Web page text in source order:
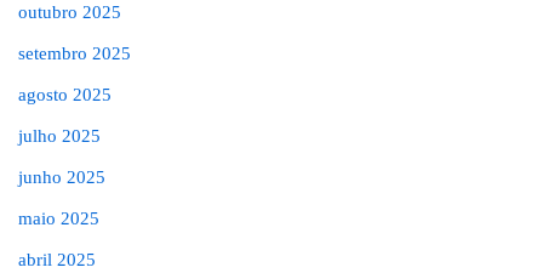
outubro 2025
setembro 2025
agosto 2025
julho 2025
junho 2025
maio 2025
abril 2025